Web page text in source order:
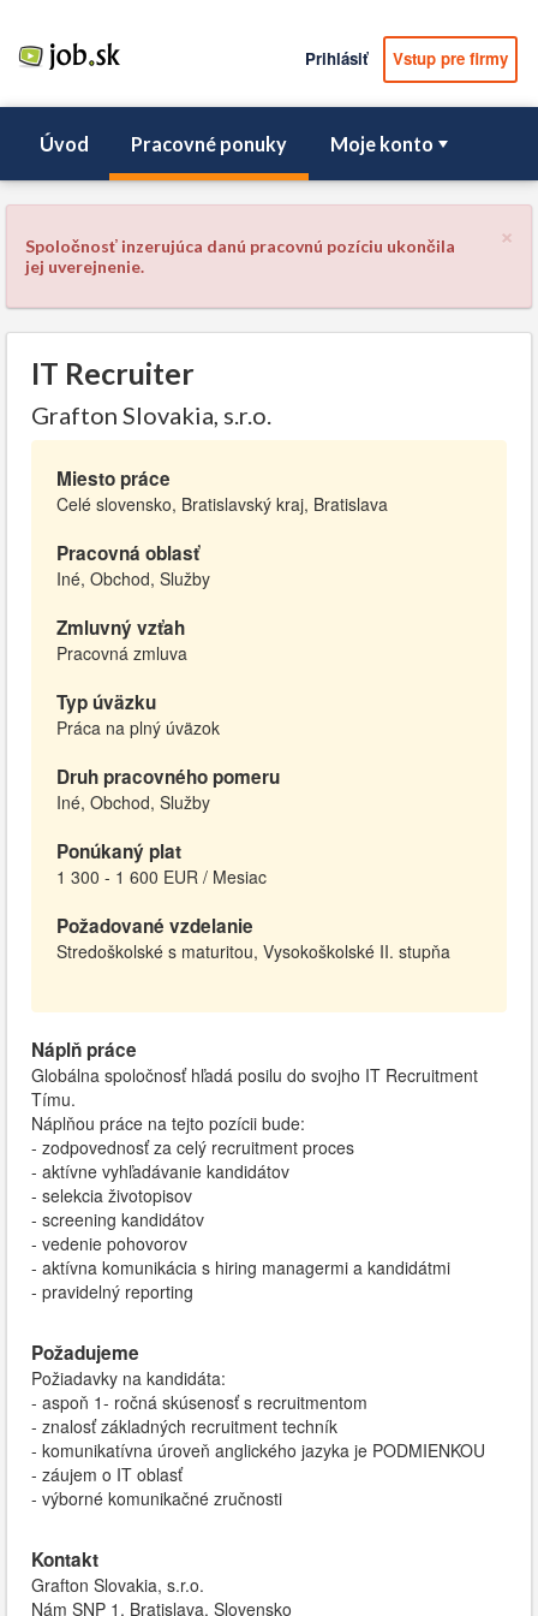
Prihlásiť Vstup pre firmy
Úvod Pracovné ponuky Moje konto
×
Spoločnosť inzerujúca danú pracovnú pozíciu ukončila
jej uverejnenie.
IT Recruiter
Grafton Slovakia, s.r.o.
Miesto práce
Celé slovensko, Bratislavský kraj, Bratislava
Pracovná oblasť
Iné, Obchod, Služby
Zmluvný vzťah
Pracovná zmluva
Typ úväzku
Práca na plný úväzok
Druh pracovného pomeru
Iné, Obchod, Služby
Ponúkaný plat
1 300 - 1 600 EUR / Mesiac
Požadované vzdelanie
Stredoškolské s maturitou, Vysokoškolské II. stupňa
Náplň práce
Globálna spoločnosť hľadá posilu do svojho IT Recruitment
Tímu.
Náplňou práce na tejto pozícii bude:
- zodpovednosť za celý recruitment proces
- aktívne vyhľadávanie kandidátov
- selekcia životopisov
- screening kandidátov
- vedenie pohovorov
- aktívna komunikácia s hiring managermi a kandidátmi
- pravidelný reporting
Požadujeme
Požiadavky na kandidáta:
- aspoň 1- ročná skúsenosť s recruitmentom
- znalosť základných recruitment techník
- komunikatívna úroveň anglického jazyka je PODMIENKOU
- záujem o IT oblasť
- výborné komunikačné zručnosti
Kontakt
Grafton Slovakia, s.r.o.
Nám SNP 1, Bratislava, Slovensko